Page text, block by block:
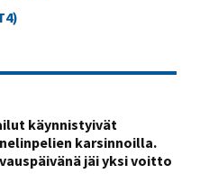
käynnistyivät
karsinnoilla.
jäi yksi voitto